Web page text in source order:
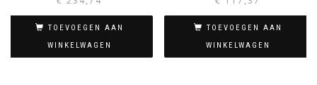
TOEVOEGEN AAN
WINKELWAGEN
TOEVOEGEN AAN
WINKELWAGEN